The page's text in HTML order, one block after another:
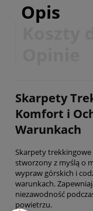
Opis
Skarpety
Komfort i
Warunkach
Skarpety trekkingowe
stworzony z myślą o
wypraw górskich i
warunkach.
niezawodność
powietrzu.